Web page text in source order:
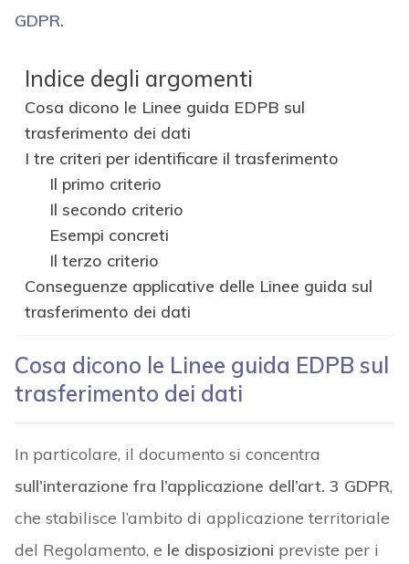
GDPR.
Indice degli argomenti
Cosa dicono le Linee guida EDPB sul
trasferimento dei dati
I tre criteri per identificare il trasferimento
Il primo criterio
Il secondo criterio
Esempi concreti
Il terzo criterio
Conseguenze applicative delle Linee guida sul
trasferimento dei dati
Cosa dicono le Linee guida EDPB sul
trasferimento dei dati
In particolare, il documento si concentra
sull’interazione fra l’applicazione dell’art. 3 GDPR,
che stabilisce l’ambito di applicazione territoriale
del Regolamento, e le disposizioni previste per i